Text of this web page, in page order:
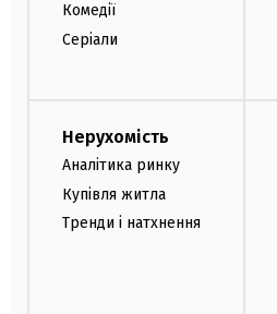
Комедії
Серіали
Нерухомість
Аналітика ринку
Купівля житла
Тренди і натхнення